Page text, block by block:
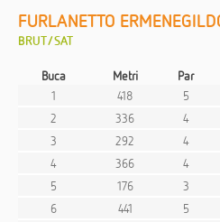
FURLANETTO
BRUT/SAT
Buca Metri Par
1
418 5
2
336 4
3
292 4
4
366 4
5
176 3
6
441 5